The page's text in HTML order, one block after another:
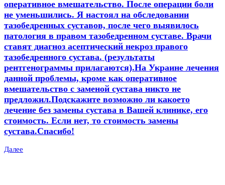
оперативное вмешательство. После операции боли
не уменьшились. Я настоял на обследовании
тазобедренных суставов, после чего выявилось
патология в правом тазобедренном суставе. Врачи
ставят диагноз асептический некроз правого
тазобедренного сустава. (результаты
рентгенограммы прилагаются).На Украине лечения
данной проблемы, кроме как оперативное
вмешательство с заменой сустава никто не
предложил.Подскажите возможно ли какоето
лечение без замены сустава в Вашей клинике, его
стоимость. Если нет, то стоимость замены
сустава.Спасибо!
Далее